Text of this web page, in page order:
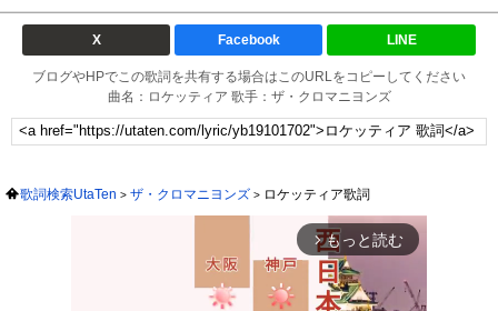
X Facebook LINE
ブログやHPでこの歌詞を共有する場合はこのURLをコピーしてください
曲名：ロケッティア 歌手：ザ・クロマニヨンズ
歌詞検索UtaTen ザ・クロマニヨンズ ロケッティア歌詞
arrow_forward_ios もっと読む